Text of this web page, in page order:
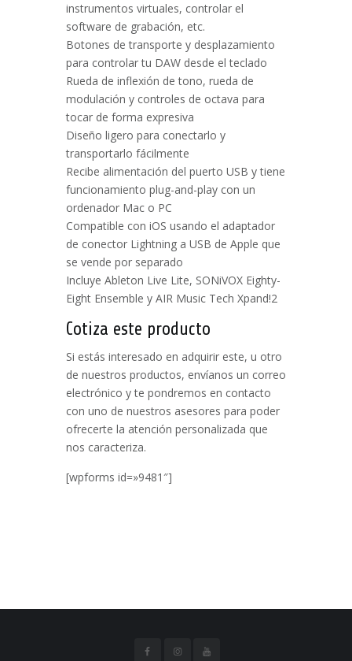
instrumentos virtuales, controlar el
software de grabación, etc.
Botones de transporte y desplazamiento
para controlar tu DAW desde el teclado
Rueda de inflexión de tono, rueda de
modulación y controles de octava para
tocar de forma expresiva
Diseño ligero para conectarlo y
transportarlo fácilmente
Recibe alimentación del puerto USB y tiene
funcionamiento plug-and-play con un
ordenador Mac o PC
Compatible con iOS usando el adaptador
de conector Lightning a USB de Apple que
se vende por separado
Incluye Ableton Live Lite, SONiVOX Eighty-
Eight Ensemble y AIR Music Tech Xpand!2
Cotiza este producto
Si estás interesado en adquirir este, u otro
de nuestros productos, envíanos un correo
electrónico y te pondremos en contacto
con uno de nuestros asesores para poder
ofrecerte la atención personalizada que
nos caracteriza.
[wpforms id=»9481″]